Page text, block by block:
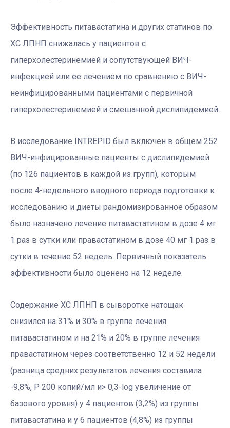
Эффективность питавастатина и других статинов по
ХС ЛПНП снижалась у пациентов с
гиперхолестеринемией и сопутствующей ВИЧ-
инфекцией или ее лечением по сравнению с ВИЧ-
неинфицированными пациентами с первичной
гиперхолестеринемией и смешанной дислипидемией.
В исследование INTREPID был включен в общем 252
ВИЧ-инфицированные пациенты с дислипидемией
(по 126 пациентов в каждой из групп), которым
после 4-недельного вводного периода подготовки к
исследованию и диеты рандомизированное образом
было назначено лечение питавастатином в дозе 4 мг
1 раз в сутки или правастатином в дозе 40 мг 1 раз в
сутки в течение 52 недель. Первичный показатель
эффективности было оценено на 12 неделе.
Содержание ХС ЛПНП в сыворотке натощак
снизился на 31% и 30% в группе лечения
питавастатином и на 21% и 20% в группе лечения
правастатином через соответственно 12 и 52 недели
(разница средних результатов лечения составила
-9,8%, P 200 копий/мл и> 0,3-log увеличение от
базового уровня) у 4 пациентов (3,2%) из группы
питавастатина и у 6 пациентов (4,8%) из группы